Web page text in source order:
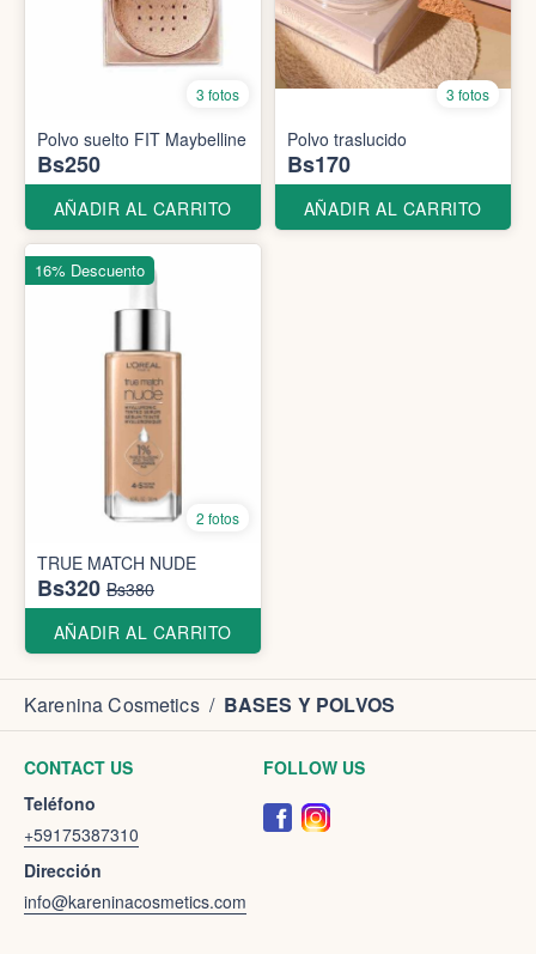
3 fotos
Polvo suelto FIT Maybelline
Bs250
AÑADIR AL CARRITO
3 fotos
Polvo traslucido
Bs170
AÑADIR AL CARRITO
2 fotos
TRUE MATCH NUDE
Bs320 Bs380
AÑADIR AL CARRITO
16% Descuento
Karenina Cosmetics / BASES Y POLVOS
CONTACT US
Teléfono
+59175387310
Dirección
info@kareninacosmetics.com
FOLLOW US